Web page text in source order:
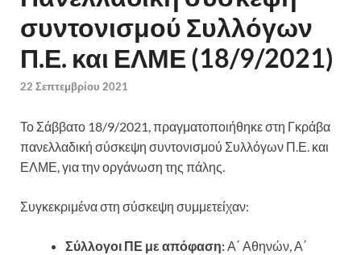
συντονισμού Συλλόγων
Π.Ε. και ΕΛΜΕ (18/9/2021)
22 Σεπτεμβρίου 2021
Το Σάββατο 18/9/2021, πραγματοποιήθηκε στη Γκράβα
πανελλαδική σύσκεψη συντονισμού Συλλόγων Π.Ε. και
ΕΛΜΕ, για την οργάνωση της πάλης.
Συγκεκριμένα στη σύσκεψη συμμετείχαν:
Σύλλογοι ΠΕ με απόφαση:Α΄ Αθηνών, Α΄